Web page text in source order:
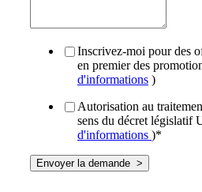
Inscrivez-moi pour des
en premier des
d'informations )
Autorisation au
sens du décret législatif
d'informations )*